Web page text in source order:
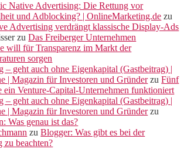
Native Advertising: Die Rettung vor
und Adblocking? | OnlineMarketing.de zu
Advertising verdrängt klassische Display-Ads
zuDas Freiberger Unternehmen
will für Transparenz im Markt der
sorgen
– geht auch ohne Eigenkapital (Gastbeitrag) |
| Magazin für Investoren und GründerzuFünf
ein Venture-Capital-Unternehmen funktioniert
– geht auch ohne Eigenkapital (Gastbeitrag) |
| Magazin für Investoren und Gründerzu
Was genau ist das?
zuBlogger: Was gibt es bei der
zu beachten?